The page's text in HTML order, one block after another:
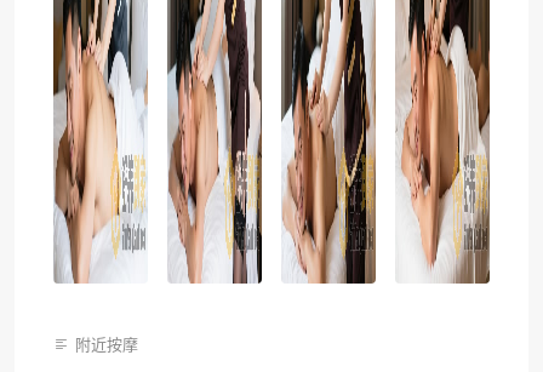
附近按摩